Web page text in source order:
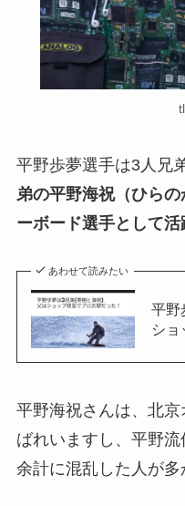
平野歩夢選手は3人兄
弟の平野海祝（ひら
ーボード選手として活
あわせて読みたい
平野
ショ
平野海祝さんは、北
ばれいますし、平野流
余計に混乱した人が多